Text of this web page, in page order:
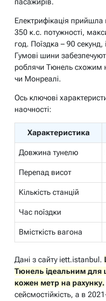
пасажирів.
Електрифікація
350 к.с. потужності,
год. Поїздка – 90
Гумові шини
роблячи Тюнель схожим
чи Монреалі.
Ось ключові
наочності:
Характеристика
Довжина тунелю
Перепад висот
Кількість станцій
Час поїздки
Вмісткість вагона
Дані з сайту iett.istanbul.
Тюнель ідеальним для
кожен метр на рахунку.
сейсмостійкість, а в